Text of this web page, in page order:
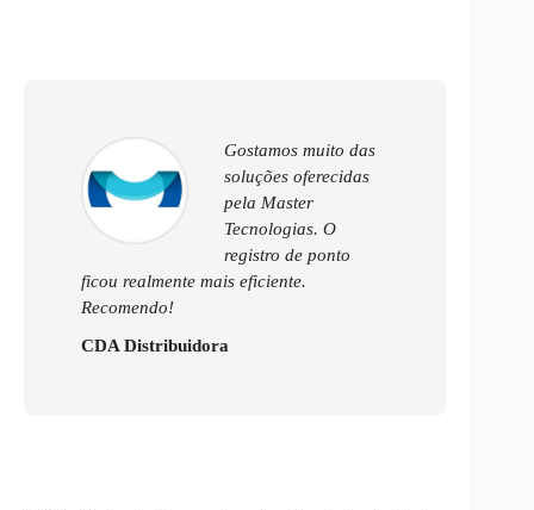
Gostamos muito das
soluções oferecidas
pela Master
Tecnologias. O
registro de ponto
ficou realmente mais eficiente.
Recomendo!
CDA Distribuidora